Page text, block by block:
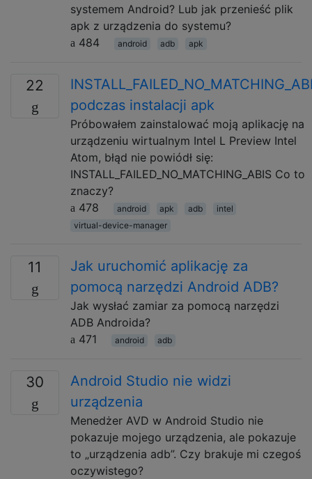
systemem Android? Lub jak przenieść plik
apk z urządzenia do systemu?
484
android adb apk
22
podczas instalacji apk
Próbowałem zainstalować moją aplikację na
urządzeniu wirtualnym Intel L Preview Intel
Atom, błąd nie powiódł się:
INSTALL_FAILED_NO_MATCHING_ABIS Co to
znaczy?
478
android apk adb
intel
virtual-device-manager
11
Jak uruchomić aplikację za
pomocą narzędzi Android ADB?
Jak wysłać zamiar za pomocą narzędzi
ADB Androida?
471
android adb
30
Android Studio nie widzi
urządzenia
Menedżer AVD w Android Studio nie
pokazuje mojego urządzenia, ale pokazuje
to „urządzenia adb”. Czy brakuje mi czegoś
oczywistego?